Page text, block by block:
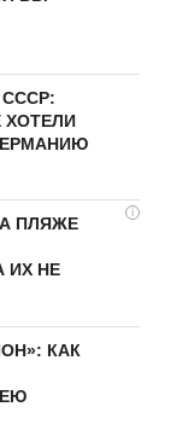
ХОТЕЛИ
i
ПЛЯЖЕ
ИХ НЕ
КАК